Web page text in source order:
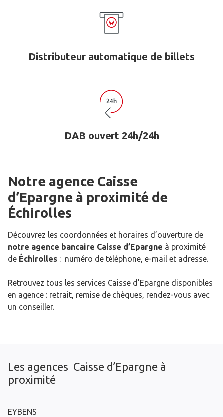
Distributeur automatique de billets
DAB ouvert 24h/24h
Notre agence Caisse
d’Epargne à proximité de
Échirolles
Découvrez les coordonnées et horaires d’ouverture de
notre agence bancaire Caisse d’Epargne à proximité
de Échirolles : numéro de téléphone, e-mail et adresse.
Retrouvez tous les services Caisse d’Epargne disponibles
en agence : retrait, remise de chèques, rendez-vous avec
un conseiller.
Les agences Caisse d’Epargne à
proximité
EYBENS